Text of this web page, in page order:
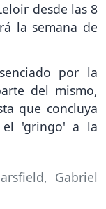
desde las 8
la semana de
por la
del mismo,
que concluya
el 'gringo' a la
, Gabriel